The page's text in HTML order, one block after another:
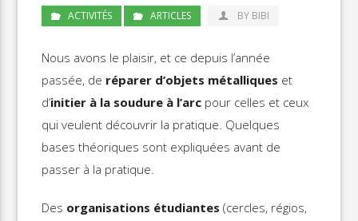
ACTIVITÉS ARTICLES BY BIBI
Nous avons le plaisir, et ce depuis l’année
passée, de réparer d’objets métalliques et
d’initier à la soudure à l’arc pour celles et ceux
qui veulent découvrir la pratique. Quelques
bases théoriques sont expliquées avant de
passer à la pratique.
Des organisations étudiantes (cercles, régios,